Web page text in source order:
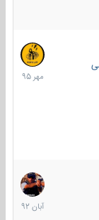
27
مهر
1395
22
آبان
1392